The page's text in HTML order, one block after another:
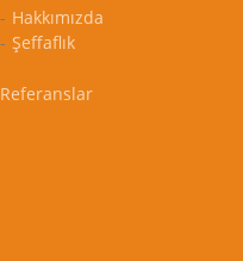
Hakkımızda
Şeffaflık
Referanslar